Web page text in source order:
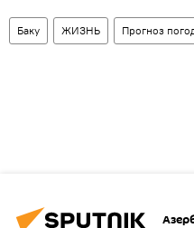
Баку ЖИЗНЬ Прогноз